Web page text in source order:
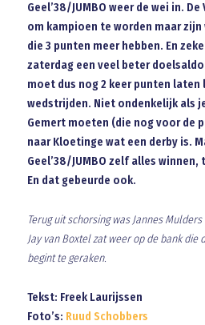
Geel’38/JUMBO weer de wei in.
om kampioen te worden maar
die 3 punten meer hebben. En
zaterdag een veel beter
moet dus nog 2 keer punten laten
wedstrijden. Niet ondenkelijk als
Gemert moeten (die nog voor de
naar Kloetinge wat een derby is.
Geel’38/JUMBO zelf alles
En dat gebeurde ook.
Terug uit schorsing was Jannes
Jay van Boxtel zat weer op de bank die
begint te geraken.
Tekst: Freek Laurijssen
Foto’s: Ruud Schobbers